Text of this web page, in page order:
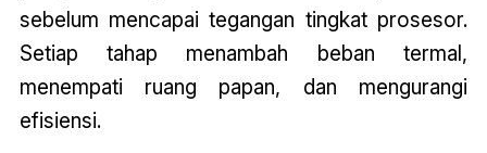
sebelum mencapai tegangan tingkat prosesor.
Setiap tahap menambah beban termal,
menempati ruang papan, dan mengurangi
efisiensi.